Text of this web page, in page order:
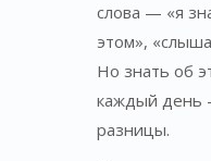
слова — «я
этом»,
Но знать об
каждый день
разницы.